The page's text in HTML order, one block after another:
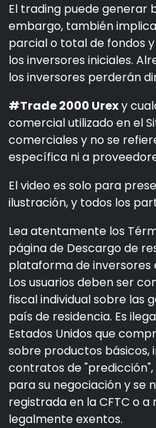
El trading puede generar
embargo, también
parcial o total de fondos
los inversores iniciales.
los inversores perderán
#Trade 2000 Urexy
comercial utilizado en el
comerciales y no se
específica ni a
El video es solo para
ilustración, y todos los
Lea atentamente los
página de Descargo de
plataforma de inversores
Los usuarios deben ser
fiscal individual sobre las
país de residencia. Es
Estados Unidos que
sobre productos básicos,
contratos de
para su negociación y se
registrada en la CFTC o a
legalmente exentos.